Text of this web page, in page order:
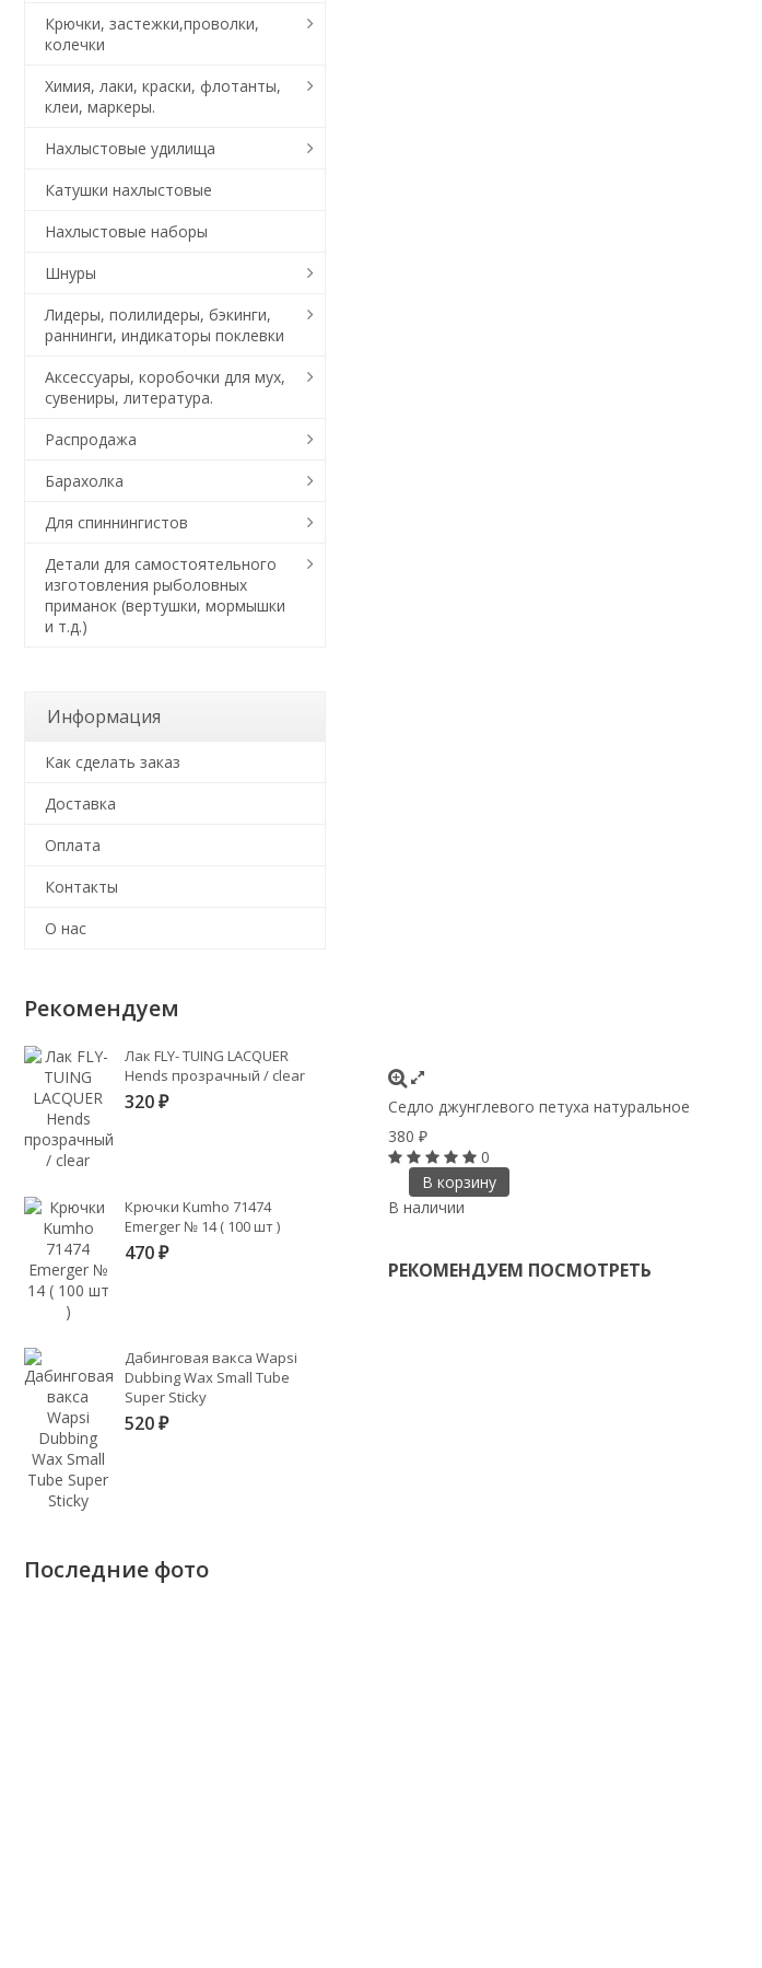
Седло джунглевого петуха натуральное
380 ₽
0
В корзину
В наличии
РЕКОМЕНДУЕМ ПОСМОТРЕТЬ
Крючки, застежки,проволки,
колечки
Химия, лаки, краски, флотанты,
клеи, маркеры.
Нахлыстовые удилища
Катушки нахлыстовые
Нахлыстовые наборы
Шнуры
Лидеры, полилидеры, бэкинги,
раннинги, индикаторы поклевки
Аксессуары, коробочки для мух,
сувениры, литература.
Распродажа
Барахолка
Для спиннингистов
Детали для самостоятельного
изготовления рыболовных
приманок (вертушки, мормышки
и т.д.)
Информация
Как сделать заказ
Доставка
Оплата
Контакты
О нас
Рекомендуем
Лак FLY- TUING LACQUER
Hends прозрачный / clear
320 ₽
Крючки Kumho 71474
Emerger № 14 ( 100 шт )
470 ₽
Дабинговая вакса Wapsi
Dubbing Wax Small Tube
Super Sticky
520 ₽
Последние фото